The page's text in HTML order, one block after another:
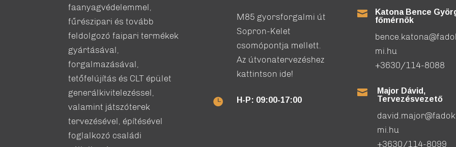
faanyagvédelemmel,
fűrészipari és tovább
feldolgozó faipari termékek
gyártásával,
forgalmazásával,
tetőfelújítás és CLT épület
generálkivitelezéssel,
valamint játszóterek
tervezésével, építésével
foglalkozó családi
M85 gyorsforgalmi út
Sopron-Kelet
csomópontja mellett.
Az útvonatervezéshez
kattintson ide!
 H-P: 09:00-17:00

Katona Bence
főmérnök
mi.hu
+3630/114-8088

Major Dávid,
Tervezésvezető
mi.hu
+3630/114-8099